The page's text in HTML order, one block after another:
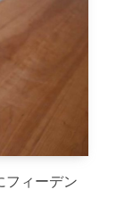
フィーデン